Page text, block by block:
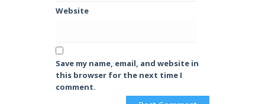
Website
Save my name, email, and website in
this browser for the next time I
comment.